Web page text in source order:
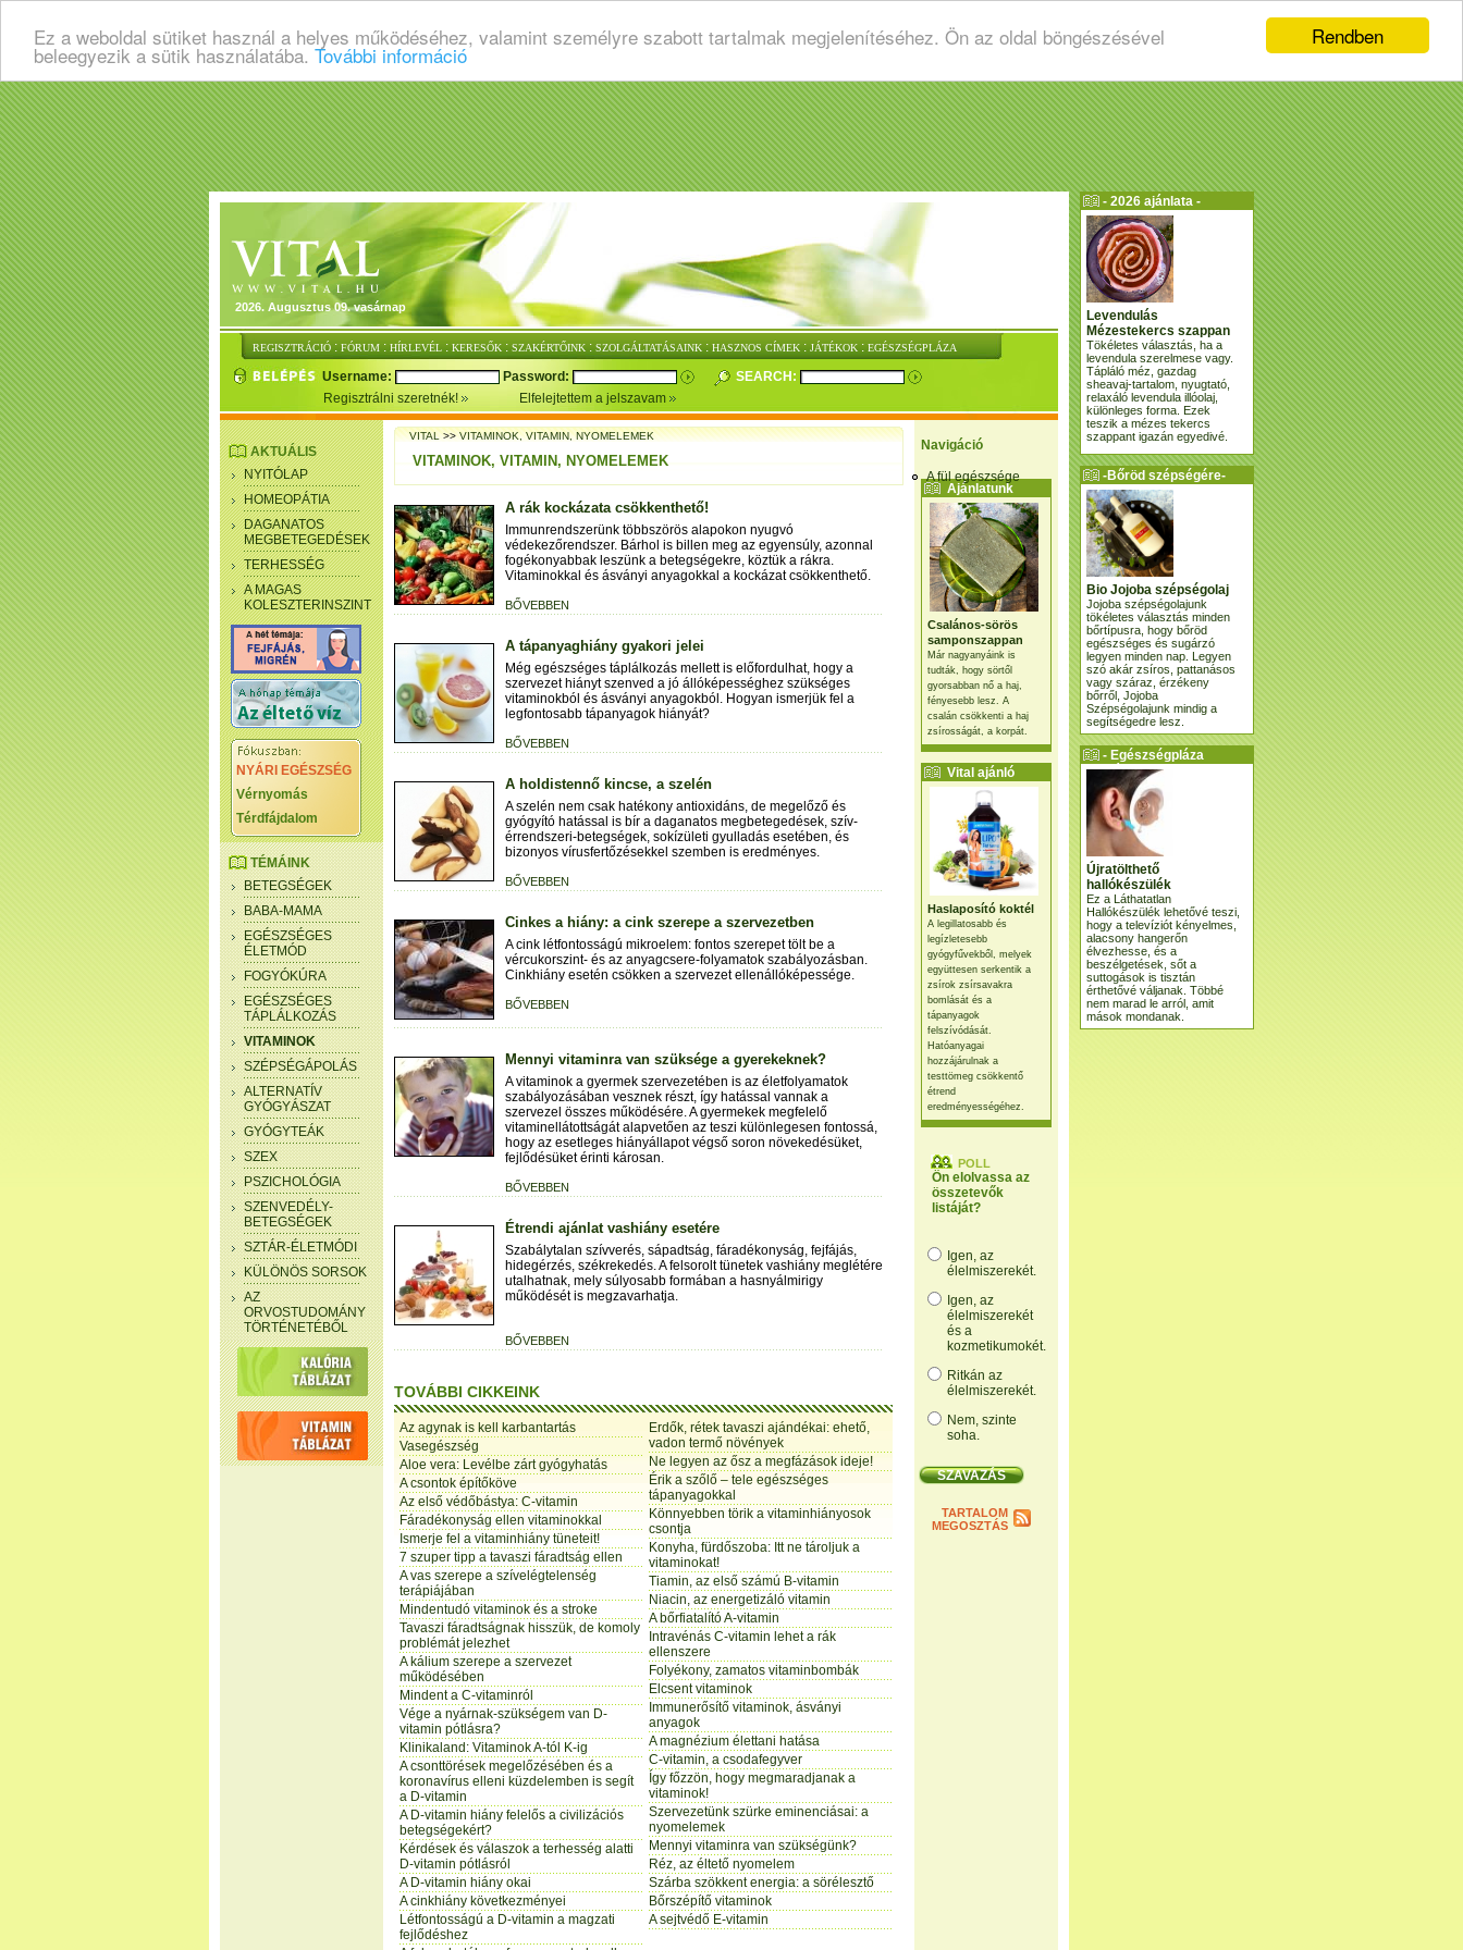
Rendben
Ez a weboldal sütiket használ a helyes működéséhez, valamint személyre szabott tartalmak megjelenítéséhez. Ön az oldal böngészésével
beleegyezik a sütik használatába. További információ
2026. Augusztus 09. vasárnap
REGISZTRÁCIÓ : FÓRUM : HÍRLEVÉL : KERESŐK : SZAKÉRTŐINK : SZOLGÁLTATÁSAINK : HASZNOS CÍMEK : JÁTÉKOK : EGÉSZSÉGPLÁZA
Username: Password:
SEARCH:
Regisztrálni szeretnék!
Elfelejtettem a jelszavam
Navigáció
A fül egészsége
Ajánlatunk
Csalános-sörös
samponszappan
Már nagyanyáink is
tudták, hogy sörtől
gyorsabban nő a haj,
fényesebb lesz. A
csalán csökkenti a haj
zsírosságát, a korpát.
Vital ajánló
Haslaposító koktél
A legillatosabb és
legízletesebb
gyógyfűvekből, melyek
együttesen serkentik a
zsírok zsírsavakra
bomlását és a
tápanyagok
felszívódását.
Hatóanyagai
hozzájárulnak a
testtömeg csökkentő
étrend
eredményességéhez.
POLL
Ön elolvassa az
összetevők
listáját?
Igen, az
élelmiszerekét.
Igen, az
élelmiszerekét
és a
kozmetikumokét.
Ritkán az
élelmiszerekét.
Nem, szinte
soha.
TARTALOM
MEGOSZTÁS
AKTUÁLIS
NYITÓLAP
HOMEOPÁTIA
DAGANATOS
MEGBETEGEDÉSEK
TERHESSÉG
A MAGAS
KOLESZTERINSZINT
NYÁRI EGÉSZSÉG
Vérnyomás
Térdfájdalom
TÉMÁINK
BETEGSÉGEK
BABA-MAMA
EGÉSZSÉGES
ÉLETMÓD
FOGYÓKÚRA
EGÉSZSÉGES
TÁPLÁLKOZÁS
VITAMINOK
SZÉPSÉGÁPOLÁS
ALTERNATÍV
GYÓGYÁSZAT
GYÓGYTEÁK
SZEX
PSZICHOLÓGIA
SZENVEDÉLY-
BETEGSÉGEK
SZTÁR-ÉLETMÓDI
KÜLÖNÖS SORSOK
AZ
ORVOSTUDOMÁNY
TÖRTÉNETÉBŐL
VITAL>>VITAMINOK, VITAMIN, NYOMELEMEK
VITAMINOK, VITAMIN, NYOMELEMEK
A rák kockázata csökkenthető!
Immunrendszerünk többszörös alapokon nyugvó
védekezőrendszer. Bárhol is billen meg az egyensúly, azonnal
fogékonyabbak leszünk a betegségekre, köztük a rákra.
Vitaminokkal és ásványi anyagokkal a kockázat csökkenthető.
BŐVEBBEN
A tápanyaghiány gyakori jelei
Még egészséges táplálkozás mellett is előfordulhat, hogy a
szervezet hiányt szenved a jó állóképességhez szükséges
vitaminokból és ásványi anyagokból. Hogyan ismerjük fel a
legfontosabb tápanyagok hiányát?
BŐVEBBEN
A holdistennő kincse, a szelén
A szelén nem csak hatékony antioxidáns, de megelőző és
gyógyító hatással is bír a daganatos megbetegedések, szív-
érrendszeri-betegségek, sokízületi gyulladás esetében, és
bizonyos vírusfertőzésekkel szemben is eredményes.
BŐVEBBEN
Cinkes a hiány: a cink szerepe a szervezetben
A cink létfontosságú mikroelem: fontos szerepet tölt be a
vércukorszint- és az anyagcsere-folyamatok szabályozásban.
Cinkhiány esetén csökken a szervezet ellenállóképessége.
BŐVEBBEN
Mennyi vitaminra van szüksége a gyerekeknek?
A vitaminok a gyermek szervezetében is az életfolyamatok
szabályozásában vesznek részt, így hatással vannak a
szervezel összes működésére. A gyermekek megfelelő
vitaminellátottságát alapvetően az teszi különlegesen fontossá,
hogy az esetleges hiányállapot végső soron növekedésüket,
fejlődésüket érinti károsan.
BŐVEBBEN
Étrendi ajánlat vashiány esetére
Szabálytalan szívverés, sápadtság, fáradékonyság, fejfájás,
hidegérzés, székrekedés. A felsorolt tünetek vashiány meglétére
utalhatnak, mely súlyosabb formában a hasnyálmirigy
működését is megzavarhatja.
BŐVEBBEN
TOVÁBBI CIKKEINK
Az agynak is kell karbantartás
Vasegészség
Aloe vera: Levélbe zárt gyógyhatás
A csontok építőköve
Az első védőbástya: C-vitamin
Fáradékonyság ellen vitaminokkal
Ismerje fel a vitaminhiány tüneteit!
7 szuper tipp a tavaszi fáradtság ellen
A vas szerepe a szívelégtelenség
terápiájában
Mindentudó vitaminok és a stroke
Tavaszi fáradtságnak hisszük, de komoly
problémát jelezhet
A kálium szerepe a szervezet
működésében
Mindent a C-vitaminról
Vége a nyárnak-szükségem van D-
vitamin pótlásra?
Klinikaland: Vitaminok A-tól K-ig
A csonttörések megelőzésében és a
koronavírus elleni küzdelemben is segít
a D-vitamin
A D-vitamin hiány felelős a civilizációs
betegségekért?
Kérdések és válaszok a terhesség alatti
D-vitamin pótlásról
A D-vitamin hiány okai
A cinkhiány következményei
Létfontosságú a D-vitamin a magzati
fejlődéshez
Erdők, rétek tavaszi ajándékai: ehető,
vadon termő növények
Ne legyen az ősz a megfázások ideje!
Érik a szőlő – tele egészséges
tápanyagokkal
Könnyebben törik a vitaminhiányosok
csontja
Konyha, fürdőszoba: Itt ne tároljuk a
vitaminokat!
Tiamin, az első számú B-vitamin
Niacin, az energetizáló vitamin
A bőrfiatalító A-vitamin
Intravénás C-vitamin lehet a rák
ellenszere
Folyékony, zamatos vitaminbombák
Elcsent vitaminok
Immunerősítő vitaminok, ásványi
anyagok
A magnézium élettani hatása
C-vitamin, a csodafegyver
Így főzzön, hogy megmaradjanak a
vitaminok!
Szervezetünk szürke eminenciásai: a
nyomelemek
Mennyi vitaminra van szükségünk?
Réz, az éltető nyomelem
Szárba szökkent energia: a sörélesztő
Bőrszépítő vitaminok
A sejtvédő E-vitamin
- 2026 ajánlata -
Levendulás
Mézestekercs szappan
Tökéletes választás, ha a
levendula szerelmese vagy.
Tápláló méz, gazdag
sheavaj-tartalom, nyugtató,
relaxáló levendula illóolaj,
különleges forma. Ezek
teszik a mézes tekercs
szappant igazán egyedivé.
-Bőröd szépségére-
Bio Jojoba szépségolaj
Jojoba szépségolajunk
tökéletes választás minden
bőrtípusra, hogy bőröd
egészséges és sugárzó
legyen minden nap. Legyen
szó akár zsíros, pattanásos
vagy száraz, érzékeny
bőrről, Jojoba
Szépségolajunk mindig a
segítségedre lesz.
- Egészségpláza
ajánlatunk -
Újratölthető
hallókészülék
Ez a Láthatatlan
Hallókészülék lehetővé teszi,
hogy a televíziót kényelmes,
alacsony hangerőn
élvezhesse, és a
beszélgetések, sőt a
suttogások is tisztán
érthetővé váljanak. Többé
nem marad le arról, amit
mások mondanak.